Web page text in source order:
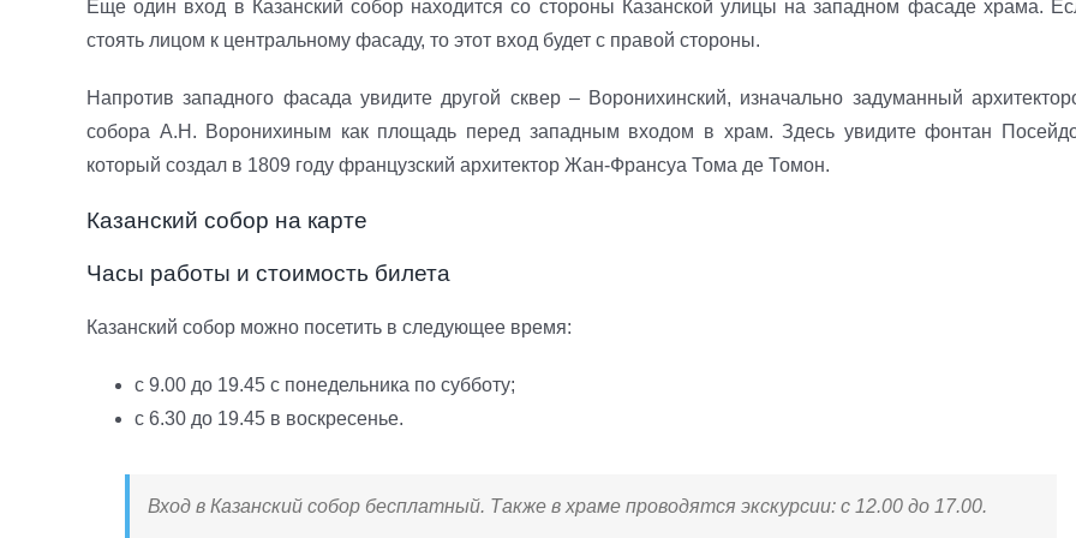
Еще один вход в Казанский собор находится со стороны Казанской улицы на западном фасаде храма.
стоять лицом к центральному фасаду, то этот вход будет с правой стороны.
Напротив западного фасада увидите другой сквер – Воронихинский, изначально задуманный
собора А.Н. Воронихиным как площадь перед западным входом в храм. Здесь увидите фонтан
который создал в 1809 году французский архитектор Жан-Франсуа Тома де Томон.
Казанский собор на карте
Часы работы и стоимость билета
Казанский собор можно посетить в следующее время:
с 9.00 до 19.45 с понедельника по субботу;
с 6.30 до 19.45 в воскресенье.
Вход в Казанский собор бесплатный. Также в храме проводятся экскурсии: с 12.00 до 17.00.